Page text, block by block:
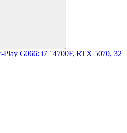
G066: i7 14700F, RTX 5070, 32